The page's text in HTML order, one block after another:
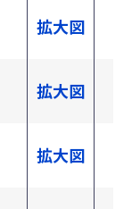
拡大図
拡大図
拡大図